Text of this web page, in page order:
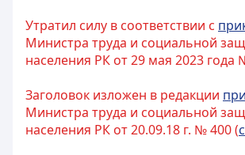
Утратил силу в соответствии с
Министра труда и социальной
населения РК от 29 мая 2023 года
Заголовок изложен в редакции
Министра труда и социальной
населения РК от 20.09.18 г. № 400 (